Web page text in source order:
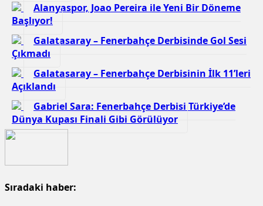
Alanyaspor, Joao Pereira ile Yeni Bir Döneme
Başlıyor!
Galatasaray – Fenerbahçe Derbisinde Gol Sesi
Çıkmadı
Galatasaray – Fenerbahçe Derbisinin İlk 11’leri
Açıklandı
Gabriel Sara: Fenerbahçe Derbisi Türkiye’de
Dünya Kupası Finali Gibi Görülüyor
Sıradaki haber: